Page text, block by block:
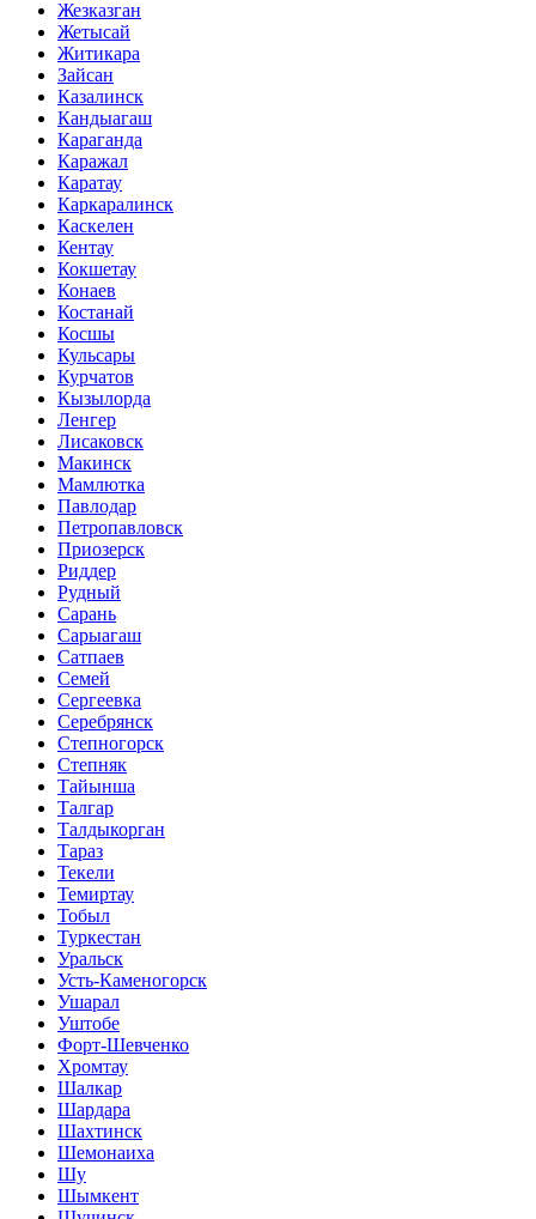
Жезказган
Жетысай
Житикара
Зайсан
Казалинск
Кандыагаш
Караганда
Каражал
Каратау
Каркаралинск
Каскелен
Кентау
Кокшетау
Конаев
Костанай
Косшы
Кульсары
Курчатов
Кызылорда
Ленгер
Лисаковск
Макинск
Мамлютка
Павлодар
Петропавловск
Приозерск
Риддер
Рудный
Сарань
Сарыагаш
Сатпаев
Семей
Сергеевка
Серебрянск
Степногорск
Степняк
Тайынша
Талгар
Талдыкорган
Тараз
Текели
Темиртау
Тобыл
Туркестан
Уральск
Усть-Каменогорск
Ушарал
Уштобе
Форт-Шевченко
Хромтау
Шалкар
Шардара
Шахтинск
Шемонаиха
Шу
Шымкент